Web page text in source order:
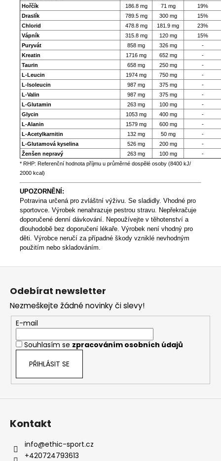
Hořčík
186.8 mg 71 mg
19%
Draslík
789.5 mg 300 mg
15%
Chlorid
478.8 mg 181.9 mg
23%
Vápník
315.8 mg 120 mg
15%
Puryvát
858 mg 326 mg
-
Kreatin
1716 mg 652 mg
-
Taurin
658 mg 250 mg
-
L-Leucin
1974 mg 750 mg
-
L-Isoleucin
987 mg 375 mg
-
L-Valin
987 mg 375 mg
-
L-Glutamin
263 mg 100 mg
-
Glycin
1053 mg 400 mg
-
L-Alanin
1579 mg 600 mg
-
L-Acetylkarnitin
132 mg 50 mg
-
L-Glutamová kyselina
526 mg 200 mg
-
Ženšen nepravý
263 mg 100 mg
-
* RHP: Referenční hodnota příjmu u průměrné dospělé osoby (8400 kJ/
2000 kcal)
UPOZORNĚNÍ:
Potravina určená pro zvláštní výživu. Se sladidly. Vhodné pro
sportovce. Výrobek nenahrazuje pestrou stravu. Nepřekračuje
doporučené denní dávkování. Nepoužívejte v těhotenství a
dlouhodobě bez doporučení lékaře. Výrobek není vhodný pro
děti. Výrobce neručí za případné škody vzniklé nevhodným
použitím nebo skladováním.
Odebírat newsletter
Nezmeškejte žádné novinky či slevy!
E-mail
Souhlasím se zpracováním osobních údajů
PŘIHLÁSIT SE
Kontakt
info@ethic-sport.cz
+420724793613